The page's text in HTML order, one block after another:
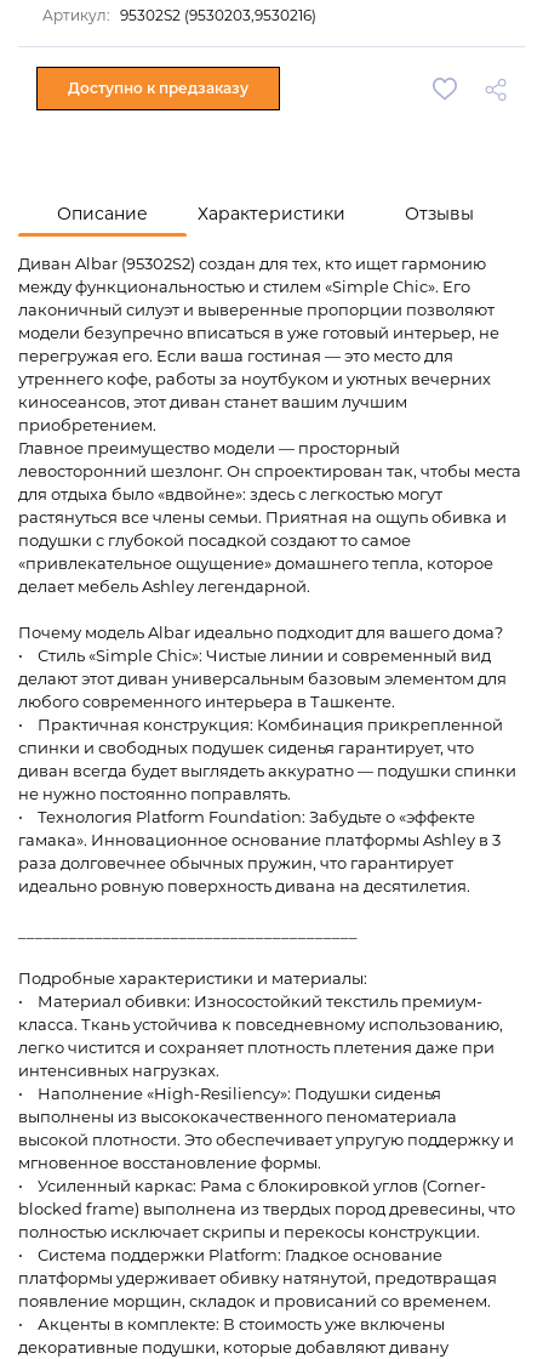
Описание Характеристики Отзывы
Диван Albar (95302S2) создан для тех, кто ищет гармонию
между функциональностью и стилем «Simple Chic». Его
лаконичный силуэт и выверенные пропорции позволяют
модели безупречно вписаться в уже готовый интерьер, не
перегружая его. Если ваша гостиная — это место для
утреннего кофе, работы за ноутбуком и уютных вечерних
киносеансов, этот диван станет вашим лучшим
приобретением.
Главное преимущество модели — просторный
левосторонний шезлонг. Он спроектирован так, чтобы места
для отдыха было «вдвойне»: здесь с легкостью могут
растянуться все члены семьи. Приятная на ощупь обивка и
подушки с глубокой посадкой создают то самое
«привлекательное ощущение» домашнего тепла, которое
делает мебель Ashley легендарной.
Почему модель Albar идеально подходит для вашего дома?
• Стиль «Simple Chic»: Чистые линии и современный вид
делают этот диван универсальным базовым элементом для
любого современного интерьера в Ташкенте.
• Практичная конструкция: Комбинация прикрепленной
спинки и свободных подушек сиденья гарантирует, что
диван всегда будет выглядеть аккуратно — подушки спинки
не нужно постоянно поправлять.
• Технология Platform Foundation: Забудьте о «эффекте
гамака». Инновационное основание платформы Ashley в 3
раза долговечнее обычных пружин, что гарантирует
идеально ровную поверхность дивана на десятилетия.
Подробные характеристики и материалы:
• Материал обивки: Износостойкий текстиль премиум-
класса. Ткань устойчива к повседневному использованию,
легко чистится и сохраняет плотность плетения даже при
интенсивных нагрузках.
• Наполнение «High-Resiliency»: Подушки сиденья
выполнены из высококачественного пеноматериала
высокой плотности. Это обеспечивает упругую поддержку и
мгновенное восстановление формы.
• Усиленный каркас: Рама с блокировкой углов (Corner-
blocked frame) выполнена из твердых пород древесины, что
полностью исключает скрипы и перекосы конструкции.
• Система поддержки Platform: Гладкое основание
платформы удерживает обивку натянутой, предотвращая
появление морщин, складок и провисаний со временем.
• Акценты в комплекте: В стоимость уже включены
декоративные подушки, которые добавляют дивану
Артикул: 95302S2 (9530203,9530216)
Доступно к предзаказу